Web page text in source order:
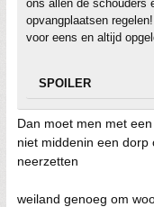
ons allen de schouders
opvangplaatsen
voor eens en altijd
SPOILER
Dan moet men met
niet middenin een dorp
neerzetten
weiland genoeg om